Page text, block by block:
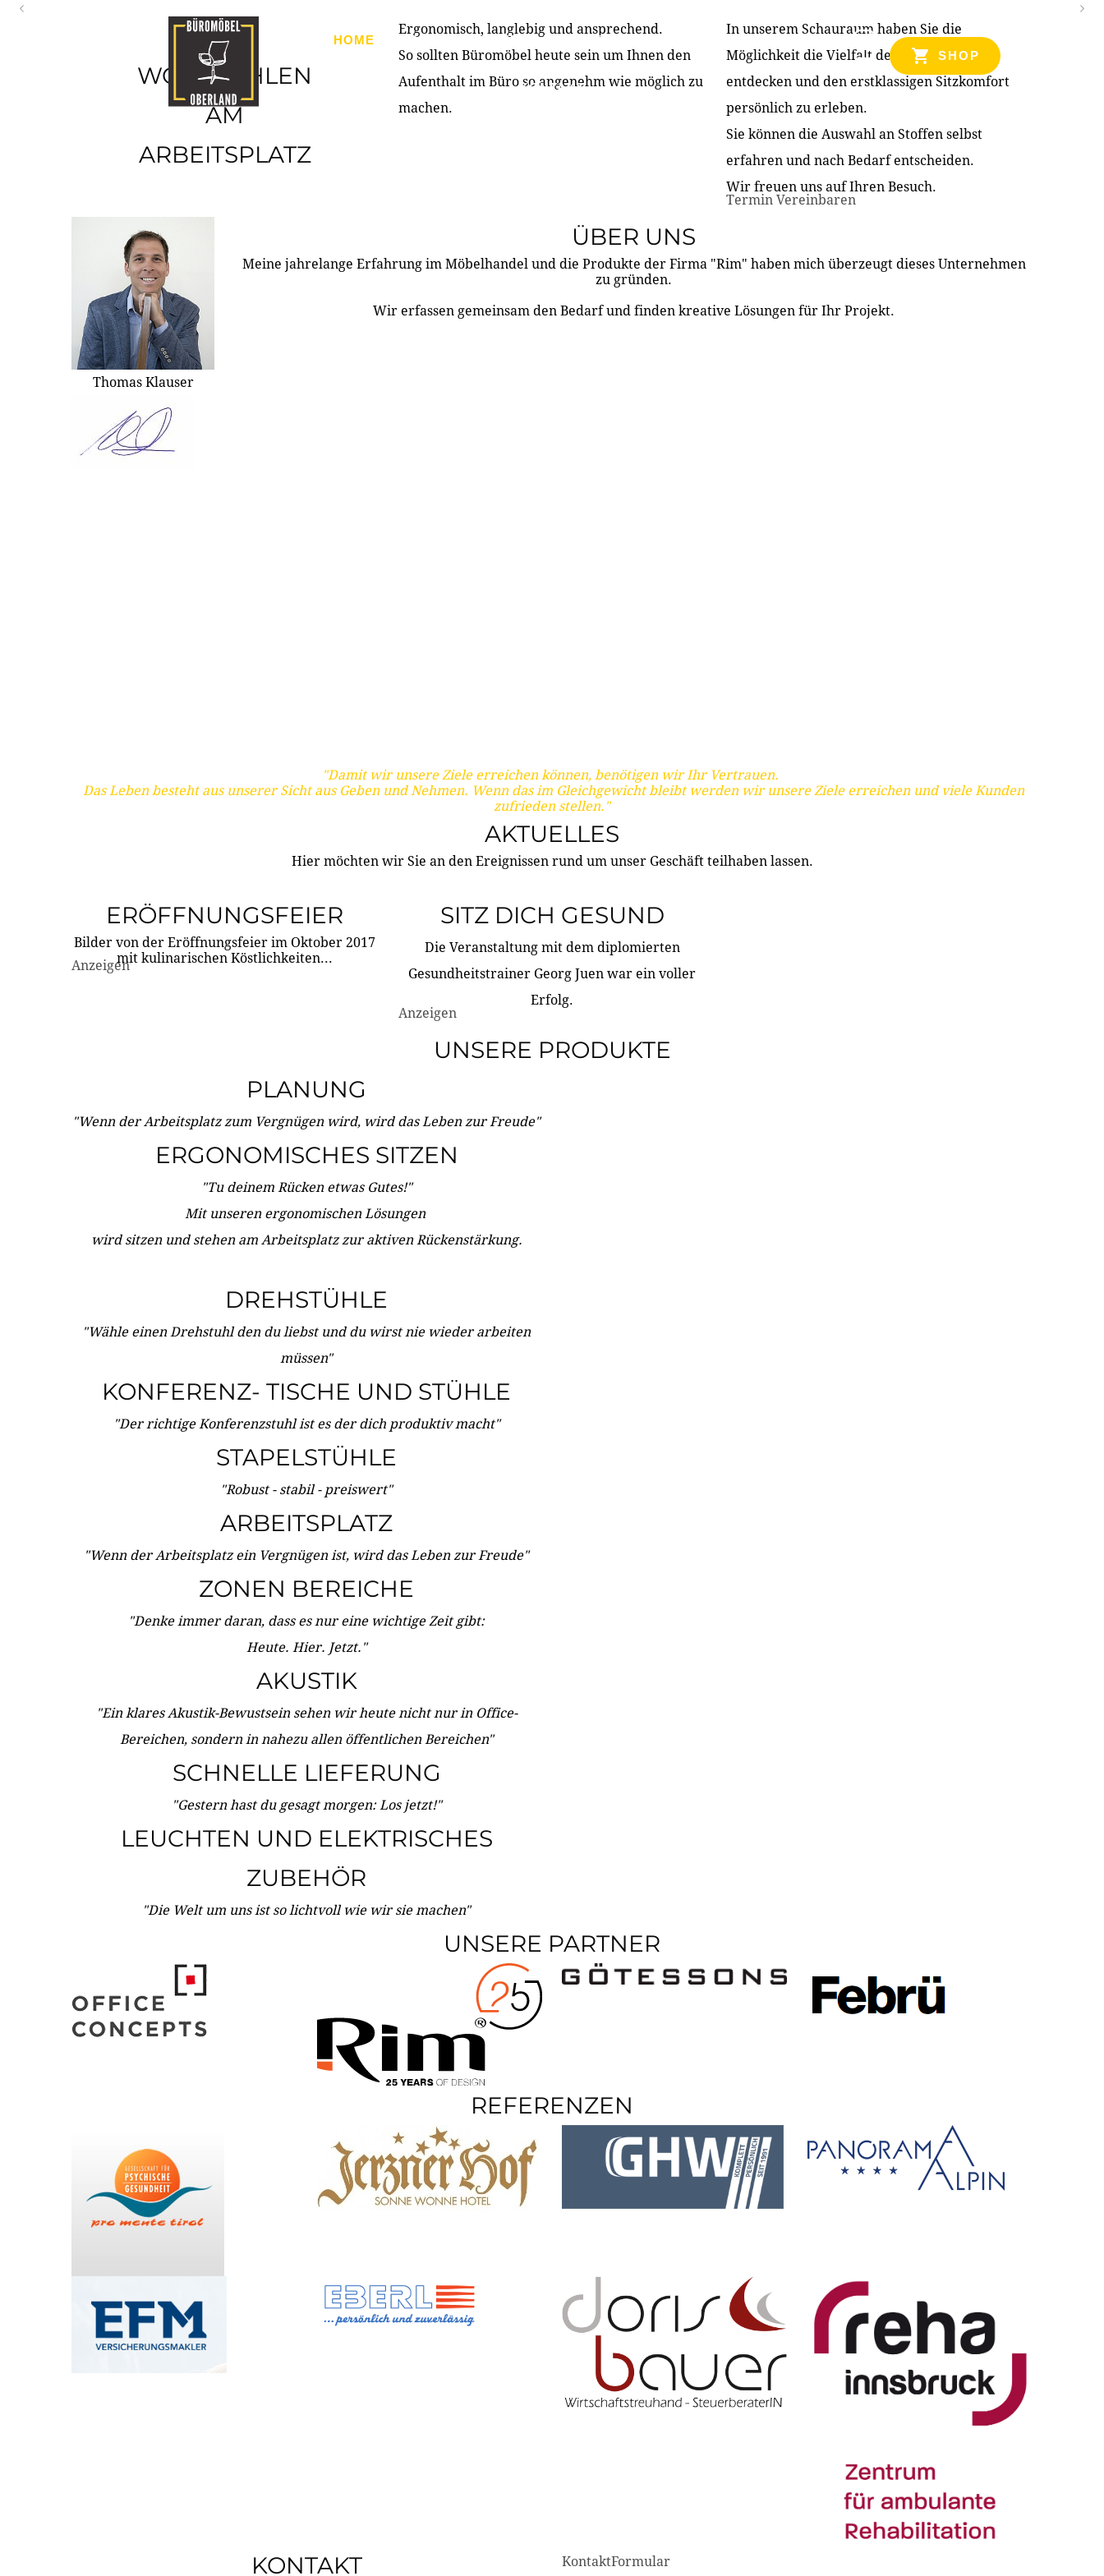
HOME PRODUKTE ÜBER UNS PARTNER & REFERENZEN
KONTAKT
SHOP
WOHLFÜHLEN
AM
ARBEITSPLATZ
Ergonomisch, langlebig und ansprechend.
So sollten Büromöbel heute sein um Ihnen den
Aufenthalt im Büro so angenehm wie möglich zu
machen.
In unserem Schauraum haben Sie die
Möglichkeit die Vielfalt der Produkte zu
entdecken und den erstklassigen Sitzkomfort
persönlich zu erleben.
Sie können die Auswahl an Stoffen selbst
erfahren und nach Bedarf entscheiden.
Wir freuen uns auf Ihren Besuch.
Termin Vereinbaren
Thomas Klauser
ÜBER UNS
Meine jahrelange Erfahrung im Möbelhandel und die Produkte der Firma "Rim" haben mich überzeugt dieses Unternehmen
zu gründen.
Wir erfassen gemeinsam den Bedarf und finden kreative Lösungen für Ihr Projekt.
"Damit wir unsere Ziele erreichen können, benötigen wir Ihr Vertrauen.
Das Leben besteht aus unserer Sicht aus Geben und Nehmen. Wenn das im Gleichgewicht bleibt werden wir unsere Ziele erreichen und viele Kunden
zufrieden stellen."
AKTUELLES
Hier möchten wir Sie an den Ereignissen rund um unser Geschäft teilhaben lassen.
ERÖFFNUNGSFEIER
Bilder von der Eröffnungsfeier im Oktober 2017
mit kulinarischen Köstlichkeiten...
Anzeigen
SITZ DICH GESUND
Die Veranstaltung mit dem diplomierten
Gesundheitstrainer Georg Juen war ein voller
Erfolg.
Anzeigen
UNSERE PRODUKTE
PLANUNG
"Wenn der Arbeitsplatz zum Vergnügen wird, wird das Leben zur Freude"
ERGONOMISCHES SITZEN
"Tu deinem Rücken etwas Gutes!"
Mit unseren ergonomischen Lösungen
wird sitzen und stehen am Arbeitsplatz zur aktiven Rückenstärkung.
DREHSTÜHLE
"Wähle einen Drehstuhl den du liebst und du wirst nie wieder arbeiten
müssen"
KONFERENZ- TISCHE UND STÜHLE
"Der richtige Konferenzstuhl ist es der dich produktiv macht"
STAPELSTÜHLE
"Robust - stabil - preiswert"
ARBEITSPLATZ
"Wenn der Arbeitsplatz ein Vergnügen ist, wird das Leben zur Freude"
ZONEN BEREICHE
"Denke immer daran, dass es nur eine wichtige Zeit gibt:
Heute. Hier. Jetzt."
AKUSTIK
"Ein klares Akustik-Bewustsein sehen wir heute nicht nur in Office-
Bereichen, sondern in nahezu allen öffentlichen Bereichen"
SCHNELLE LIEFERUNG
"Gestern hast du gesagt morgen: Los jetzt!"
LEUCHTEN UND ELEKTRISCHES
ZUBEHÖR
"Die Welt um uns ist so lichtvoll wie wir sie machen"
UNSERE PARTNER
REFERENZEN
KONTAKT KontaktFormular